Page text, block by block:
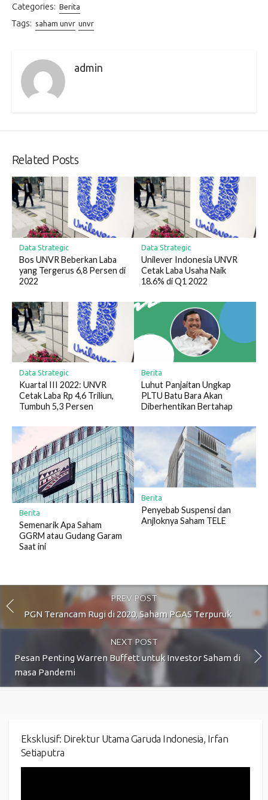
Categories: Berita
Tags: saham unvr unvr
admin
Related Posts
Data Strategic
Bos UNVR Beberkan Laba
yang Tergerus 6,8 Persen di
2022
Data Strategic
Unilever Indonesia UNVR
Cetak Laba Usaha Naik
18.6% di Q1 2022
Data Strategic
Kuartal III 2022: UNVR
Cetak Laba Rp 4,6 Triliun,
Tumbuh 5,3 Persen
Berita
Luhut Panjaitan Ungkap
PLTU Batu Bara Akan
Diberhentikan Bertahap
Berita
Semenarik Apa Saham
GGRM atau Gudang Garam
Saat ini
Berita
Penyebab Suspensi dan
Anjloknya Saham TELE
PREV POST
PGN Terancam Rugi di 2020, Saham PGAS Terpuruk
NEXT POST
Pesan Penting Warren Buffett untuk Investor Saham di
masa Pandemi
Eksklusif: Direktur Utama Garuda Indonesia, Irfan
Setiaputra